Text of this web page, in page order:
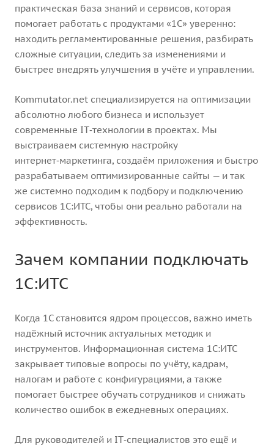
практическая база знаний и сервисов, которая
помогает работать с продуктами «1С» уверенно:
находить регламентированные решения, разбирать
сложные ситуации, следить за изменениями и
быстрее внедрять улучшения в учёте и управлении.
Kommutator.net специализируется на оптимизации
абсолютно любого бизнеса и использует
современные IT‑технологии в проектах. Мы
выстраиваем системную настройку
интернет‑маркетинга, создаём приложения и быстро
разрабатываем оптимизированные сайты — и так
же системно подходим к подбору и подключению
сервисов 1С:ИТС, чтобы они реально работали на
эффективность.
Зачем компании подключать
1С:ИТС
Когда 1С становится ядром процессов, важно иметь
надёжный источник актуальных методик и
инструментов. Информационная система 1С:ИТС
закрывает типовые вопросы по учёту, кадрам,
налогам и работе с конфигурациями, а также
помогает быстрее обучать сотрудников и снижать
количество ошибок в ежедневных операциях.
Для руководителей и IT‑специалистов это ещё и